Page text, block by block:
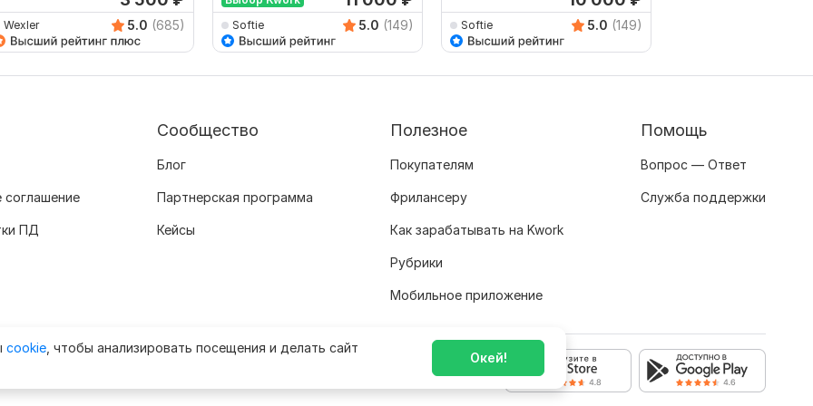
Wexler 5.0 (685) Softie 5.0 (149) Softie 5.0 (149)
cookie , чтобы анализировать посещения и делать сайт
Окей!
соглашение
ПД
Сообщество
Блог
Партнерская программа
Кейсы
Полезное
Покупателям
Фрилансеру
Как зарабатывать на Kwork
Рубрики
Мобильное приложение
Помощь
Вопрос — Ответ
Служба поддержки